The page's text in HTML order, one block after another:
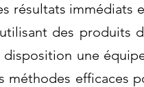
résultats
des produits
une
efficaces